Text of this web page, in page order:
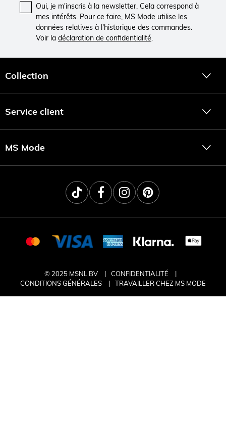
Oui, je m'inscris à la newsletter. Cela correspond à
mes intérêts. Pour ce faire, MS Mode utilise les
données relatives à l'historique des commandes.
Voir la déclaration de confidentialité.
Collection
Service client
MS Mode
© 2025 MSNL BV
CONFIDENTIALITÉ
CONDITIONS GÉNÉRALES
TRAVAILLER CHEZ MS MODE